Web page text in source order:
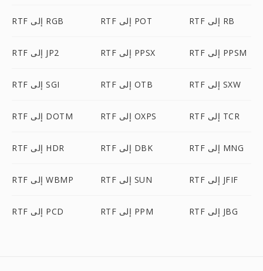
RTF إلى RGB RTF إلى POT RTF إلى RB
RTF إلى JP2 RTF إلى PPSX RTF إلى PPSM
RTF إلى SGI RTF إلى OTB RTF إلى SXW
RTF إلى DOTM RTF إلى OXPS RTF إلى TCR
RTF إلى HDR RTF إلى DBK RTF إلى MNG
RTF إلى WBMP RTF إلى SUN RTF إلى JFIF
RTF إلى PCD RTF إلى PPM RTF إلى JBG